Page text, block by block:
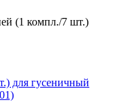
(1 компл./7 шт.)